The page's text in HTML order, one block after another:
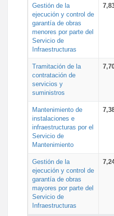
Gestión de la
ejecución y control de
garantía de obras
menores por parte del
Servicio de
Infraestructuras
Tramitación de la
contratación de
servicios y
suministros
Mantenimiento de
instalaciones e
infraestructuras por el
Servicio de
Mantenimiento
Gestión de la
ejecución y control de
garantía de obras
mayores por parte del
Servicio de
Infraestructuras